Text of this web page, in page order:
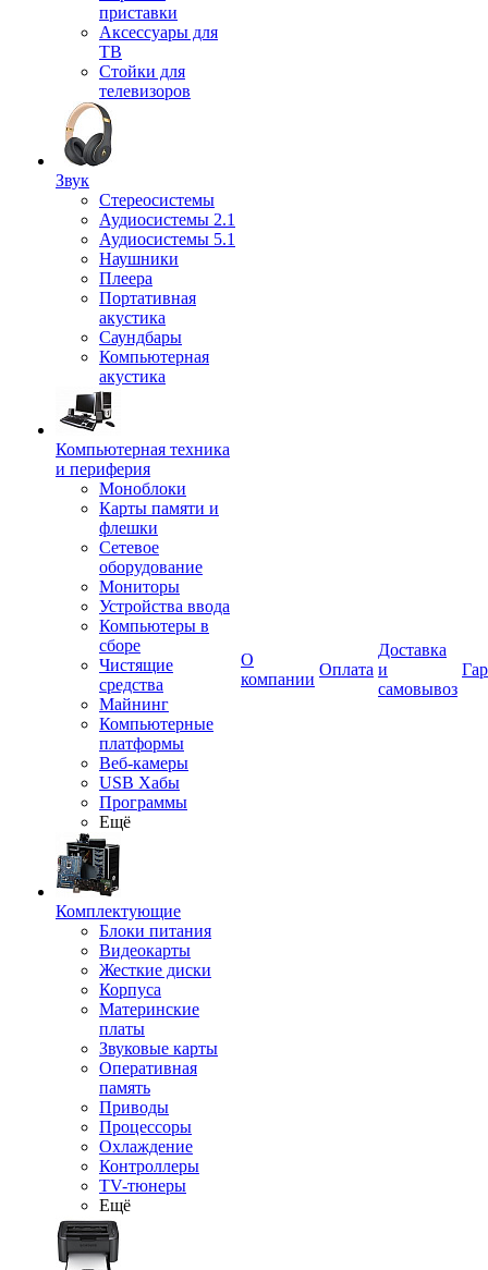
приставки
Аксессуары для
ТВ
Стойки для
телевизоров
Звук
Стереосистемы
Аудиосистемы 2.1
Аудиосистемы 5.1
Наушники
Плеера
Портативная
акустика
Саундбары
Компьютерная
акустика
Компьютерная техника
и периферия
Моноблоки
Карты памяти и
флешки
Сетевое
оборудование
Мониторы
Устройства ввода
Компьютеры в
сборе
Чистящие
средства
Майнинг
Компьютерные
платформы
Веб-камеры
USB Хабы
Программы
Ещё
Комплектующие
Блоки питания
Видеокарты
Жесткие диски
Корпуса
Материнские
платы
Звуковые карты
Оперативная
память
Приводы
Процессоры
Охлаждение
Контроллеры
TV-тюнеры
Ещё
О
компании
Оплата
Доставка
и
самовывоз